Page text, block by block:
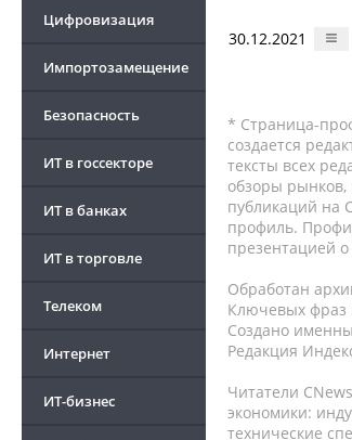
Цифровизация
Импортозамещение
Безопасность
ИТ в госсекторе
ИТ в банках
ИТ в торговле
Телеком
Интернет
ИТ-бизнес
30.12.2021
* Страница-
создается
тексты всех
обзоры рынков,
публикаций на
профиль.
презентацией
Обработан
Ключевых фраз
Создано
Редакция
Читатели
экономики:
технические